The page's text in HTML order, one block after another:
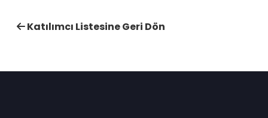
Katılımcı Listesine Geri Dön